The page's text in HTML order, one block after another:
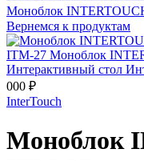
Моноблок
Вернемся к продуктам
Интерактивный стол
000 ₽
InterTouch
Моноблок